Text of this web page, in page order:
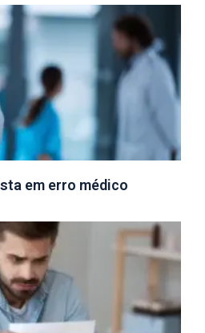
em erro médico